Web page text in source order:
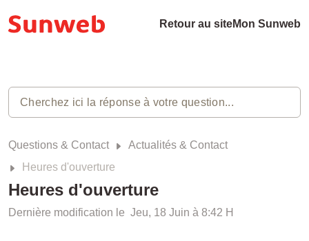
Retour au siteMon Sunweb
Questions & Contact
Actualités & Contact
Heures d'ouverture
Heures d'ouverture
Dernière modification le Jeu, 18 Juin à 8:42 H